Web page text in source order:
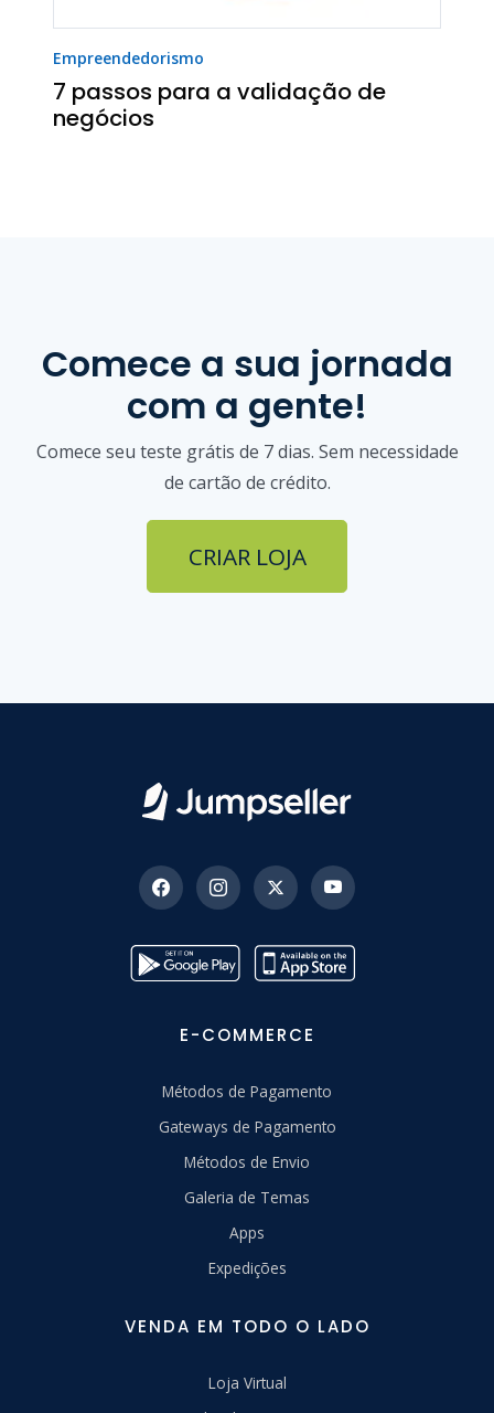
Empreendedorismo
7 passos para a validação de
negócios
Comece a sua jornada
com a gente!
Comece seu teste grátis de 7 dias. Sem necessidade
de cartão de crédito.
CRIAR LOJA
E-COMMERCE
Métodos de Pagamento
Gateways de Pagamento
Métodos de Envio
Galeria de Temas
Apps
Expedições
VENDA EM TODO O LADO
Loja Virtual